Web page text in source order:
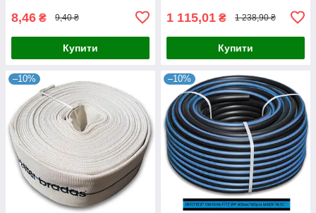
8,46 ₴ 9,40 ₴
Купити
1 115,01 ₴ 1 238,90 ₴
Купити
–10% –10%